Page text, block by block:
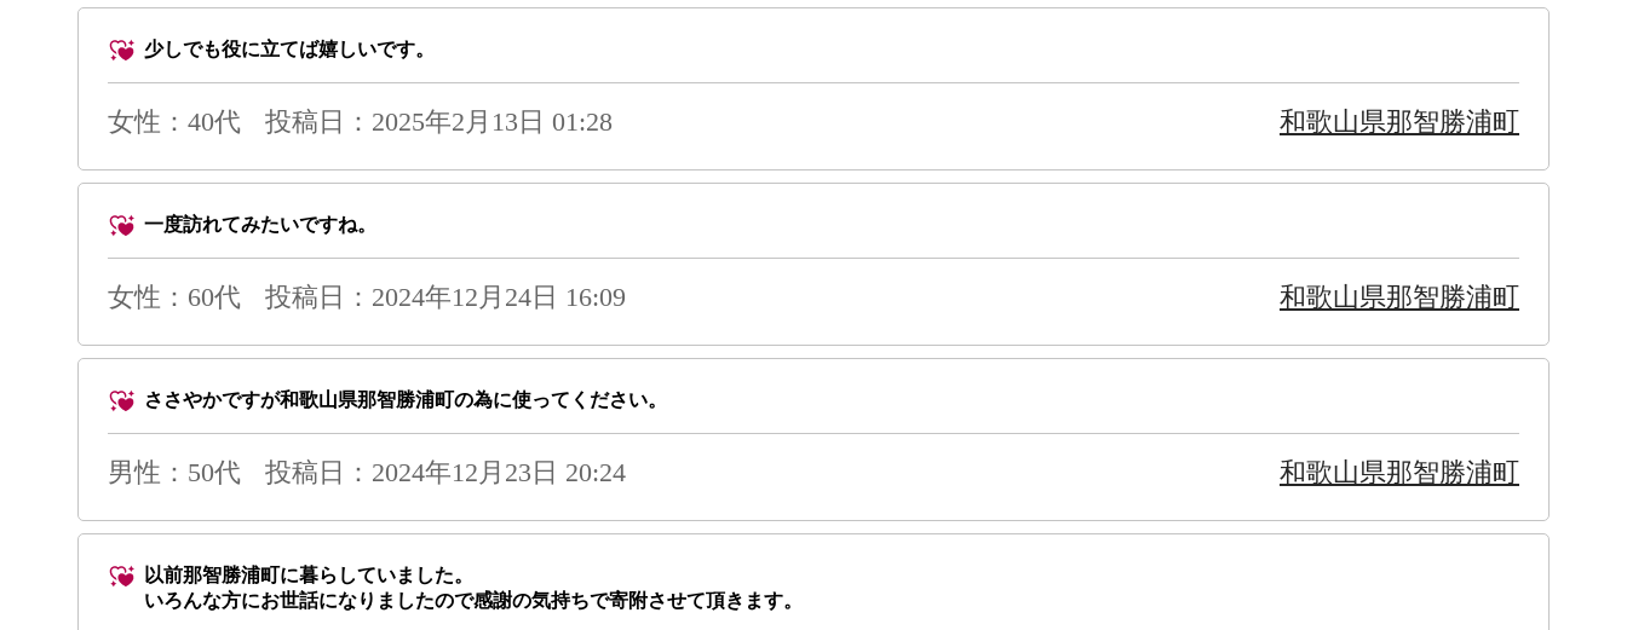
少しでも役に立てば嬉しいです。
女性：40代 投稿日：2025年2月13日 01:28 和歌山県那智勝浦町
一度訪れてみたいですね。
女性：60代 投稿日：2024年12月24日 16:09 和歌山県那智勝浦町
ささやかですが和歌山県那智勝浦町の為に使ってください。
男性 ：50代 投稿日：2024年12月23日 20:24 和歌山県那智勝浦町
以前那智勝浦町に暮らしていました。
いろんな方にお世話になりましたので感謝の気持ちで寄附させて頂きます。